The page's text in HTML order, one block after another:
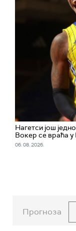
Нагетси још
Вокер се враћа
06. 08. 2026.
Прогноза